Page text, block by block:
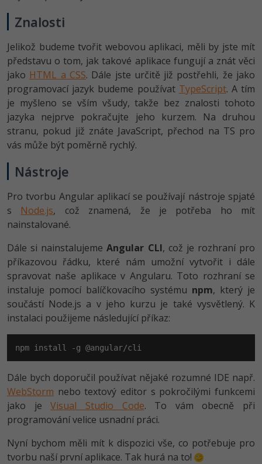
Znalosti
Jelikož budeme tvořit webovou aplikaci, měli by jste mít
představu o tom, jak takové aplikace fungují a znát věci
jako HTML a CSS. Dále jste určitě již postřehli, že jako
programovací jazyk budeme používat TypeScript. A tím
je myšleno se vším všudy, takže bez znalosti tohoto
jazyka nejprve pokračujte jeho kurzem. Na druhou
stranu, pokud již znáte JavaScript, přechod na TS pro
vás může být poměrně rychlý.
Nástroje
Pro tvorbu Angular aplikací se používají nástroje spjaté
s Node.js, což znamená, že je potřeba ho mít
nainstalované.
Dále si nainstalujemeAngular CLI, což je rozhraní pro
příkazovou řádku, které nám umožní vytvořit i dále
spravovat naše aplikace v Angularu. Toto rozhraní se
instaluje pomocí balíčkovacího systému npm, který je
součástí Node.js a v jeho kurzu je také vysvětlený. K
instalaci použijeme následující příkaz:
npm install -g @angular/cli
Dále bych doporučil používat nějaké rozumné IDE např.
WebStorm nebo textový editor s pokročilými funkcemi
jako jeVisual Studio Code. To vám obecně při
programování velice usnadní práci.
Nyní bychom měli mít k dispozici vše, co potřebuje pro
tvorbu naší první aplikace. Tak hurá na to!